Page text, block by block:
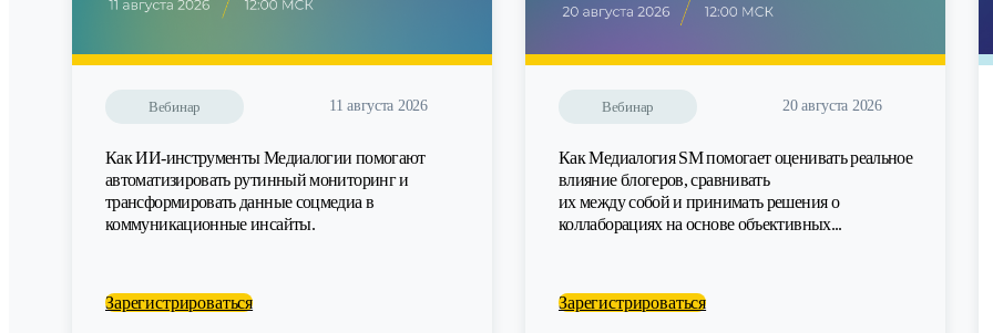
Вебинар 11 августа 2026
Как ИИ-инструменты Медиалогии помогают
автоматизировать рутинный мониторинг и
трансформировать данные соцмедиа в
коммуникационные инсайты.
Зарегистрироваться
Вебинар 20 августа 2026
Как Медиалогия SM помогает оценивать реальное
влияние блогеров, сравнивать
их между собой и принимать решения о
коллаборациях на основе объективных...
Зарегистрироваться